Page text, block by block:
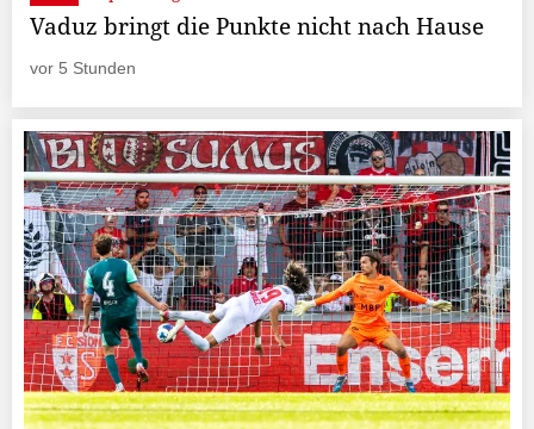
Vaduz bringt die Punkte nicht nach Hause
vor 5 Stunden